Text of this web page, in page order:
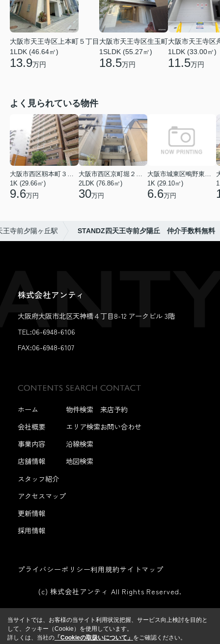
大阪市天王寺区上本町５丁目
1LDK (46.64㎡)
13.9万円
大阪市天王寺区生玉町
1SLDK (55.27㎡)
18.5万円
大阪市天王寺区
1LDK (33.00㎡)
11.5万円
よく見られている物件
大阪市西区靱本町３丁目
1K (29.66㎡)
9.6万円
大阪市西区京町堀２丁目
2LDK (76.86㎡)
30万円
大阪市城東区鴫野東３丁目
1K (29.10㎡)
6.6万円
王寺前夕陽ヶ丘駅 STANDZ四天王寺前夕陽丘 仲介手数料無料
株式会社アンティ
大阪府大阪市北区天神橋４丁目8-12 アークビル 3階
TEL:06-6948-6106
FAX:06-6948-6107
ホーム
会社概要
事業内容
店舗情報
スタッフ紹介
アクセスマップ
更新情報
採用情報
物件検索
エリア検索
沿線検索
地図検索
来店予約
お問い合わせ
プライバシーポリシー利用規約サイトマップ
(c) 株式会社アンティ All Rights Reserved.
当サイトでは、お客様の当サイト利用状況把握、サービス向上検討を目的と
して、クッキー（Cookie）を使用しています。
詳しくは、当社の 「Cookieの取扱いについて」 をご確認ください。